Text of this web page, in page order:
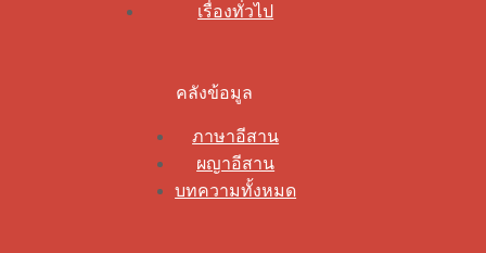
เรื่องทั่วไป
คลังข้อมูล
ภาษาอีสาน
ผญาอีสาน
บทความทั้งหมด